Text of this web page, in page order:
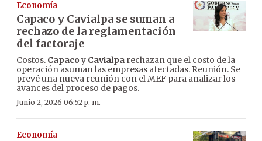
Economía
Capaco y Cavialpa se suman a
rechazo de la reglamentación
del factoraje
Costos. Capaco y Cavialpa rechazan que el costo de la
operación asuman las empresas afectadas. Reunión. Se
prevé una nueva reunión con el MEF para analizar los
avances del proceso de pagos.
Junio 2, 2026 06:52 p. m.
Economía